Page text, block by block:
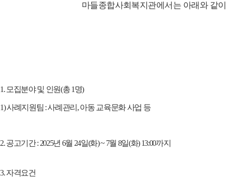
마들종합사회복지관에서는 아래와 같
1.모집분야 및 인원(총1명)
1)사례지원팀 :사례관리 ,아동 교육문화 사업 등
2.공고기간: 2025년 6월 24일(화) ~ 7월 8일(화) 13:00까지
3.자격요건